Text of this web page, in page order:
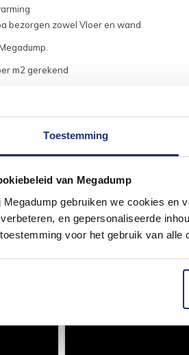
Toestemming
van Megadump
Megadump gebruiken we cookies en
en gepersonaliseerde
voor het gebruik van
bezorgen zowel Vloer en wand
m2 gerekend
van delen. Deel jouw badkamer